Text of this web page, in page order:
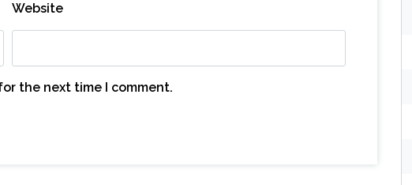
Website
the next time I comment.